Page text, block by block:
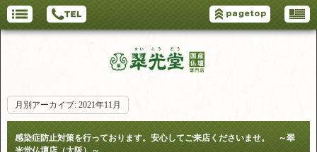
月別アーカイブ: 2021年11月
感染症防止対策を行っております。安心してご来店くださいませ。 ～翠